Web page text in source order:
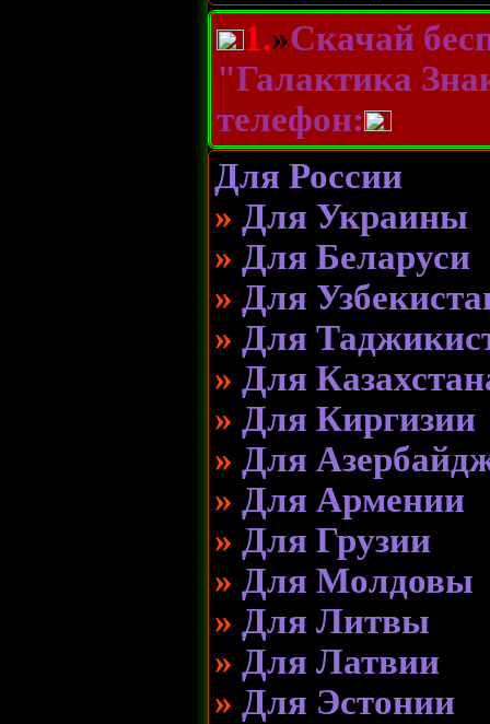
1.»Скачай
"Галактика
телефон:
Для России
» Для Украины
» Для Беларуси
» Для
» Для
» Для
» Для Киргизии
» Для
» Для Армении
» Для Грузии
» Для Молдовы
» Для Литвы
» Для Латвии
» Для Эстонии